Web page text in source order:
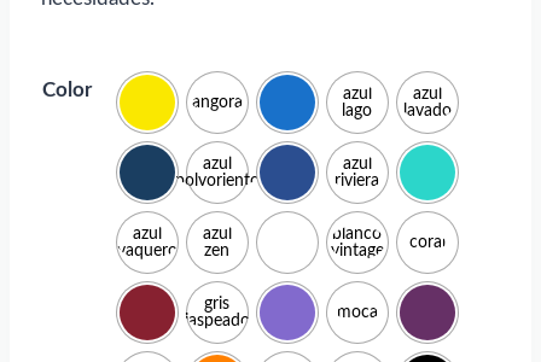
Color
angora
azul
lago
azul
lavado
azul
polvoriento
azul
riviera
azul
vaquero
azul
zen
blanco
vintage
coral
gris
jaspeado
moca